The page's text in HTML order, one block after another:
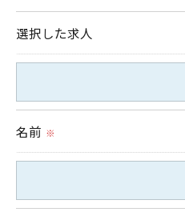
＜個人情報の安全管理＞
当社では、個人情報の漏
＜個人情報を与えなかった
必要な情報を頂けない場
選択した求人
名前 ※